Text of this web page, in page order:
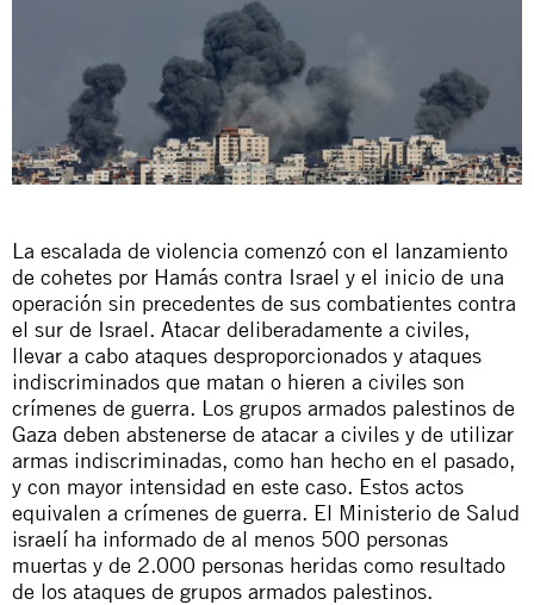
La escalada de violencia comenzó con el lanzamiento
de cohetes por Hamás contra Israel y el inicio de una
operación sin precedentes de sus combatientes contra
el sur de Israel. Atacar deliberadamente a civiles,
llevar a cabo ataques desproporcionados y ataques
indiscriminados que matan o hieren a civiles son
crímenes de guerra. Los grupos armados palestinos de
Gaza deben abstenerse de atacar a civiles y de utilizar
armas indiscriminadas, como han hecho en el pasado,
y con mayor intensidad en este caso. Estos actos
equivalen a crímenes de guerra. El Ministerio de Salud
israelí ha informado de al menos 500 personas
muertas y de 2.000 personas heridas como resultado
de los ataques de grupos armados palestinos.